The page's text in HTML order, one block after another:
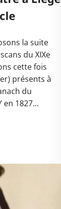
la suite
du XIXe
cette fois
présents à
du
en 1827…